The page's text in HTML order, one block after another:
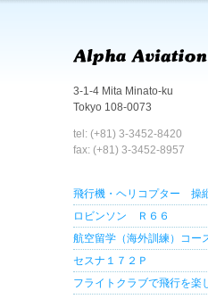
3-1-4 Mita Minato-ku
Tokyo 108-0073
tel: (+81) 3-3452-8420
fax: (+81) 3-3452-8957
飛行機・ヘリコプター 操
ロビンソン Ｒ６６
航空留学（海外訓練）コー
セスナ１７２Ｐ
フライトクラブで飛行を楽